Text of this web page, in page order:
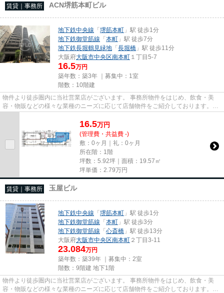
賃貸｜事務所 ACN堺筋本町ビル
地下鉄中央線 「堺筋本町 」駅 徒歩1分
地下鉄御堂筋線 「本町 」駅 徒歩7分
地下鉄長堀鶴見緑地 「長堀橋 」駅 徒歩11分
大阪府大阪市中央区南本町 １丁目5-7
16.5万円
築年数：築3年 ｜募集中： 1室
階数：10階建
物件より徒歩圏内に当社営業店がございます。 事務所物件をはじめ、飲食・美
容・物販などの様々な業種のニーズに応じて店舗物件をご紹介しております。
尚、弊社ではおとり広告は一切...
16.5万円
(管理費・共益費 -)
敷：0ヶ月｜礼：0ヶ月
所在階：1階
坪数：5.92坪｜面積：19.57㎡
坪単価： 2.79万円
賃貸｜事務所 玉屋ビル
地下鉄中央線 「堺筋本町 」駅 徒歩1分
地下鉄御堂筋線 「本町 」駅 徒歩3分
地下鉄御堂筋線 「心斎橋 」駅 徒歩13分
大阪府大阪市中央区南本町 ２丁目3-11
23.084万円
築年数：築39年 ｜募集中： 2室
階数：9階建 地下1階
物件より徒歩圏内に当社営業店がございます。 事務所物件をはじめ、飲食・美
容・物販などの様々な業種のニーズに応じて店舗物件をご紹介しております。